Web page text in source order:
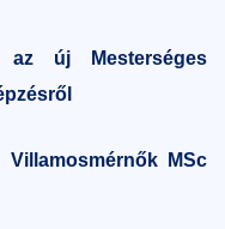
az új Mesterséges
MSc